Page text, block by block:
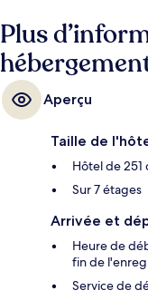
Plus
Aperçu
Taille de
Hôtel de 251
Sur 7 étages
Arrivée et
Heure de
fin de
Service de